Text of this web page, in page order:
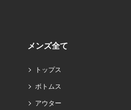
メンズ全て
トップス
ボトムス
アウター